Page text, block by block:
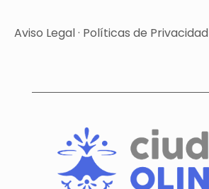
Aviso Legal· Políticas de Privacidad